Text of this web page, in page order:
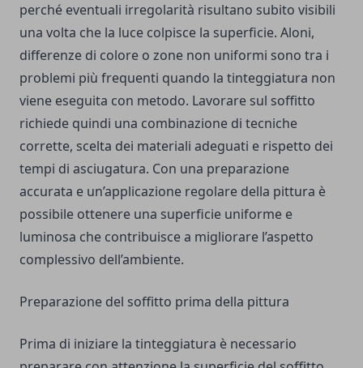
perché eventuali irregolarità risultano subito visibili
una volta che la luce colpisce la superficie. Aloni,
differenze di colore o zone non uniformi sono tra i
problemi più frequenti quando la tinteggiatura non
viene eseguita con metodo. Lavorare sul soffitto
richiede quindi una combinazione di tecniche
corrette, scelta dei materiali adeguati e rispetto dei
tempi di asciugatura. Con una preparazione
accurata e un’applicazione regolare della pittura è
possibile ottenere una superficie uniforme e
luminosa che contribuisce a migliorare l’aspetto
complessivo dell’ambiente.
Preparazione del soffitto prima della pittura
Prima di iniziare la tinteggiatura è necessario